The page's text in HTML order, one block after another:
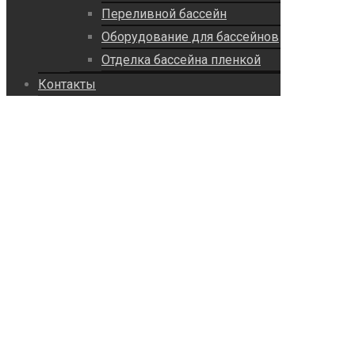
Переливной бассейн
Оборудование для бассейнов
Отделка бассейна пленкой
Контакты